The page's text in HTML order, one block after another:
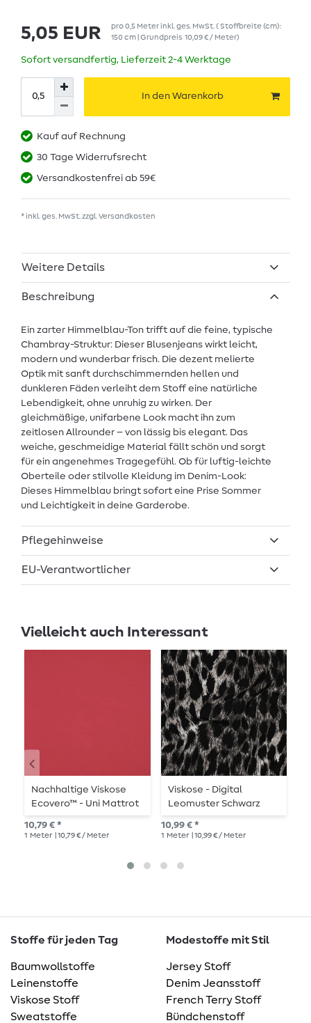
5,05 EUR pro0,5 Meterinkl. ges. MwSt. ( Stoffbreite (cm):
150 cm | Grundpreis 10,09 € / Meter)
Sofort versandfertig, Lieferzeit 2-4 Werktage
In den Warenkorb
Kauf auf Rechnung
30 Tage Widerrufsrecht
Versandkostenfrei ab 59€
* inkl. ges. MwSt. zzgl. Versandkosten
Weitere Details
Beschreibung
Ein zarter Himmelblau-Ton trifft auf die feine, typische
Chambray-Struktur: Dieser Blusenjeans wirkt leicht,
modern und wunderbar frisch. Die dezent melierte
Optik mit sanft durchschimmernden hellen und
dunkleren Fäden verleiht dem Stoff eine natürliche
Lebendigkeit, ohne unruhig zu wirken. Der
gleichmäßige, unifarbene Look macht ihn zum
zeitlosen Allrounder – von lässig bis elegant. Das
weiche, geschmeidige Material fällt schön und sorgt
für ein angenehmes Tragegefühl. Ob für luftig-leichte
Oberteile oder stilvolle Kleidung im Denim-Look:
Dieses Himmelblau bringt sofort eine Prise Sommer
und Leichtigkeit in deine Garderobe.
Pflegehinweise
EU-Verantwortlicher
Vielleicht auch Interessant
Nachhaltige Viskose
Ecovero™ - Uni Mattrot
10,79 € *
1 Meter | 10,79 € / Meter
Viskose - Digital
Leomuster Schwarz
10,99 € *
1 Meter | 10,99 € / Meter
Stoffe für jeden Tag
Baumwollstoffe
Leinenstoffe
Viskose Stoff
Sweatstoffe
Modestoffe mit Stil
Jersey Stoff
Denim Jeansstoff
French Terry Stoff
Bündchenstoff